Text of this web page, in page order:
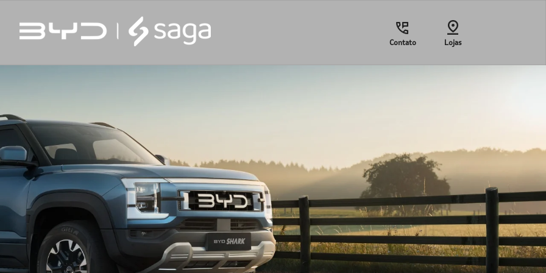
Contato Lojas